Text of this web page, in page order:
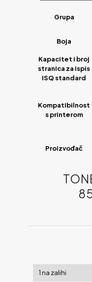
Grupa
Boja
Kapacitet i broj
stranica za ispis
ISQ standard
Kompatibilnost
s printerom
Proizvođač
1 na zalihi